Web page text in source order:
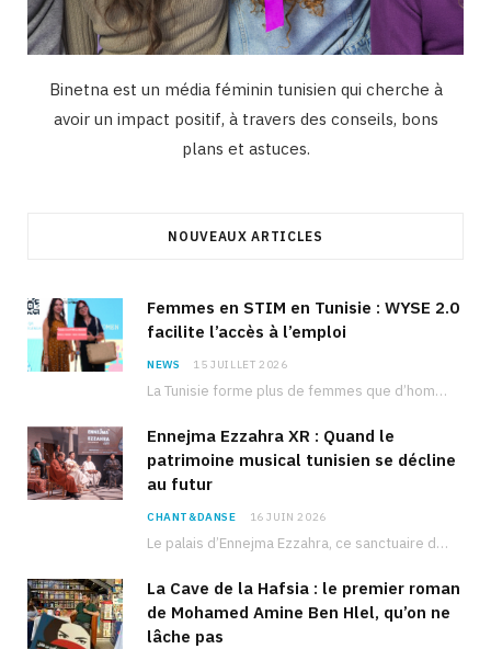
Binetna est un média féminin tunisien qui cherche à
avoir un impact positif, à travers des conseils, bons
plans et astuces.
NOUVEAUX ARTICLES
Femmes en STIM en Tunisie : WYSE 2.0
facilite l’accès à l’emploi
NEWS 15 JUILLET 2026
La Tunisie forme plus de femmes que d’hommes dans les filières scientifiques. Pourtant, pour beaucoup…
Ennejma Ezzahra XR : Quand le
patrimoine musical tunisien se décline
au futur
CHANT&DANSE 16 JUIN 2026
Le palais d’Ennejma Ezzahra, ce sanctuaire de la musique tunisienne et méditerranéenne construit par le…
La Cave de la Hafsia : le premier roman
de Mohamed Amine Ben Hlel, qu’on ne
lâche pas